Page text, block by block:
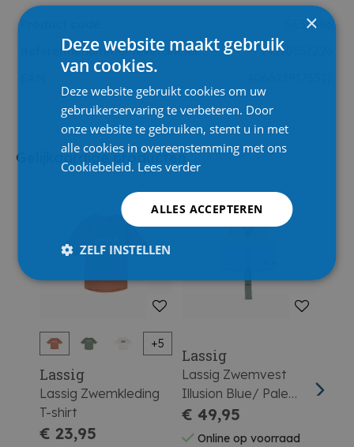
5659386
Referentienummer leverancier
1431035/Z26
Gelijkaardige producten
+5
Lassig
Lassig Zwemkleding
T-shirt
€ 23,95
Lassig
Lassig Zwemvest
Illusion Blue/ Pale
Yellow 2-3 Jaar
€ 49,95
Online op voorraad
×
Deze website maakt gebruik
van cookies.
Deze website gebruikt cookies om uw
gebruikerservaring te verbeteren. Door
onze website te gebruiken, stemt u in met
alle cookies in overeenstemming met ons
Cookiebeleid. Lees verder
ALLES ACCEPTEREN
ZELF INSTELLEN